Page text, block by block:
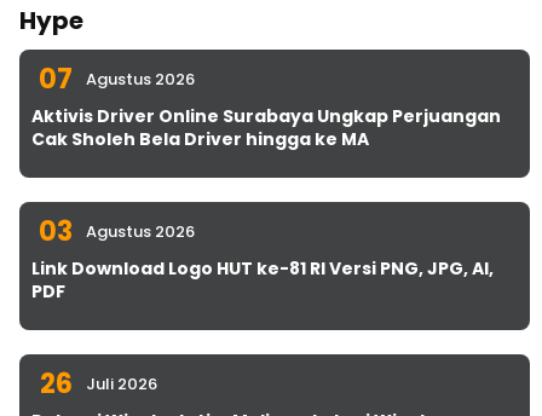
Hype
07 Agustus 2026
Aktivis Driver Online Surabaya Ungkap Perjuangan
Cak Sholeh Bela Driver hingga ke MA
03 Agustus 2026
Link Download Logo HUT ke-81 RI Versi PNG, JPG, AI,
PDF
26 Juli 2026